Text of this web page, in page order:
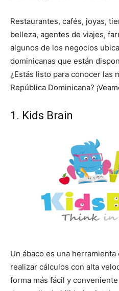
Restaurantes, cafés, joyas,
belleza, agentes de viajes,
algunos de los negocios
dominicanas que están
¿Estás listo para conocer las
República Dominicana?
1. Kids Brain
Un ábaco es una
realizar cálculos con alta
forma más fácil y